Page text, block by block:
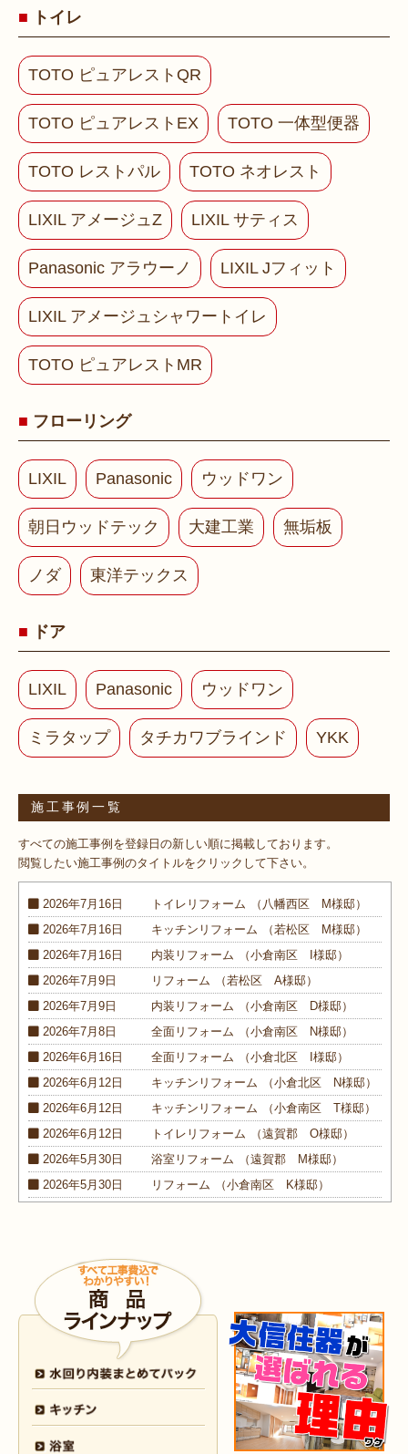
トイレ
TOTO ピュアレストQR
TOTO ピュアレストEX TOTO 一体型便器
TOTO レストパル TOTO ネオレスト
LIXIL アメージュZ LIXIL サティス
Panasonic アラウーノ LIXIL Jフィット
LIXIL アメージュシャワートイレ
TOTO ピュアレストMR
フローリング
LIXIL Panasonic ウッドワン
朝日ウッドテック 大建工業 無垢板
ノダ 東洋テックス
ドア
LIXIL Panasonic ウッドワン
ミラタップ タチカワブラインド YKK
施工事例一覧
すべての施工事例を登録日の新しい順に掲載しております。
閲覧したい施工事例のタイトルをクリックして下さい。
2026年7月16日 トイレ リフォーム
（八幡西区 M様邸）
2026年7月16日
キッチン リフォーム
（若松区 M様邸）
2026年7月16日
内装 リフォーム
（小倉南区 I様邸）
2026年7月9日
リフォーム
（若松区 A様邸）
2026年7月9日
内装 リフォーム
（小倉南区 D様邸）
2026年7月8日
全面 リフォーム
（小倉南区 N様邸）
2026年6月16日
全面 リフォーム
（小倉北区 I様邸）
2026年6月12日
キッチン リフォーム
（小倉北区 N様邸）
2026年6月12日
キッチン リフォーム
（小倉南区 T様邸）
2026年6月12日
トイレ リフォーム
（遠賀郡 O様邸）
2026年5月30日
浴室 リフォーム
（遠賀郡 M様邸）
2026年5月30日
リフォーム
（小倉南区 K様邸）
2026年4月6日
浴室 リフォーム
2026年4月6日
リフォーム
2026年3月25日
内装リフォーム （小倉北区 I様邸）
2026年3月12日
リフォーム （小倉北区 S様邸）
2026年3月12日
浴室 リフォーム
（八幡東区 N様邸）
2026年3月5日
（八幡西区 T様邸）
リフォーム （戸畑区 T様邸）